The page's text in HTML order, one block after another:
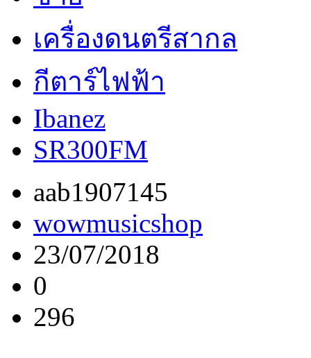
เครื่องดนตรีสากล
กีตาร์ไฟฟ้า
Ibanez
SR300FM
aab1907145
wowmusicshop
23/07/2018
0
296